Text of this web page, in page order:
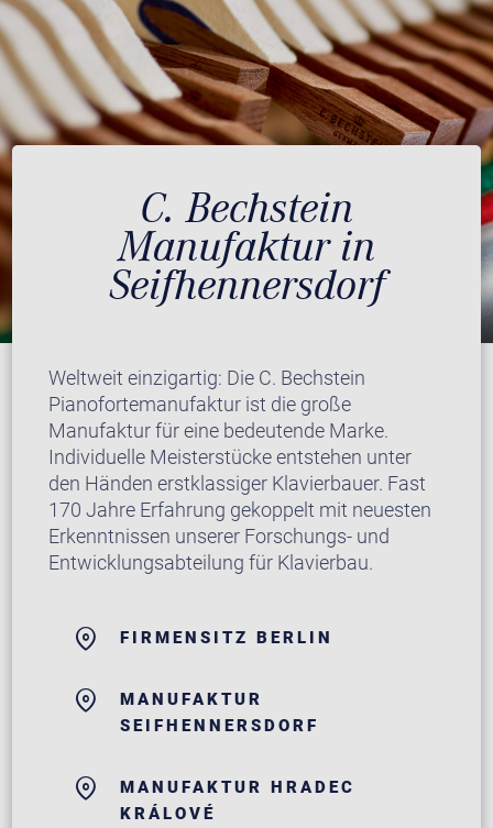
C. Bechstein
Manufaktur in
Seifhennersdorf
Weltweit einzigartig: Die C. Bechstein
Pianofortemanufaktur ist die große
Manufaktur für eine bedeutende Marke.
Individuelle Meisterstücke entstehen unter
den Händen erstklassiger Klavierbauer. Fast
170 Jahre Erfahrung gekoppelt mit neuesten
Erkenntnissen unserer Forschungs- und
Entwicklungsabteilung für Klavierbau.
FIRMENSITZ BERLIN
MANUFAKTUR
SEIFHENNERSDORF
MANUFAKTUR HRADEC
KRÁLOVÉ